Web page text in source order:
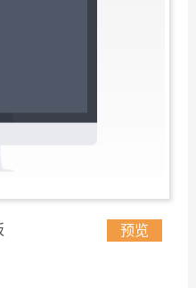
预览